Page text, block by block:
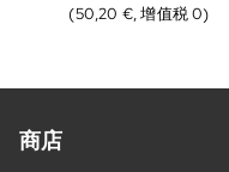
(50,20 €, 增值税 0)
商店